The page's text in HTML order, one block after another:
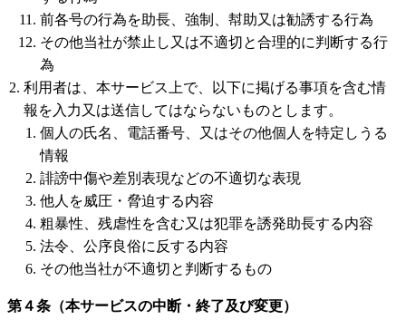
前各号の行為を助長、強制、幇助又は勧誘する行為
その他当社が禁止し又は不適切と合理的に判断する行
為
利用者は、本サービス上で、以下に掲げる事項を含む情
報を入力又は送信してはならないものとします。
個人の氏名、電話番号、又はその他個人を特定しうる
情報
誹謗中傷や差別表現などの不適切な表現
他人を威圧・脅迫する内容
粗暴性、残虐性を含む又は犯罪を誘発助長する内容
法令、公序良俗に反する内容
その他当社が不適切と判断するもの
第４条（本サービスの中断・終了及び変更）